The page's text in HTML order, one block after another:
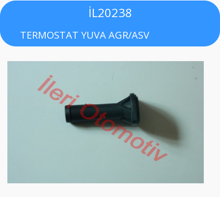
İL20238
TERMOSTAT YUVA AGR/ASV